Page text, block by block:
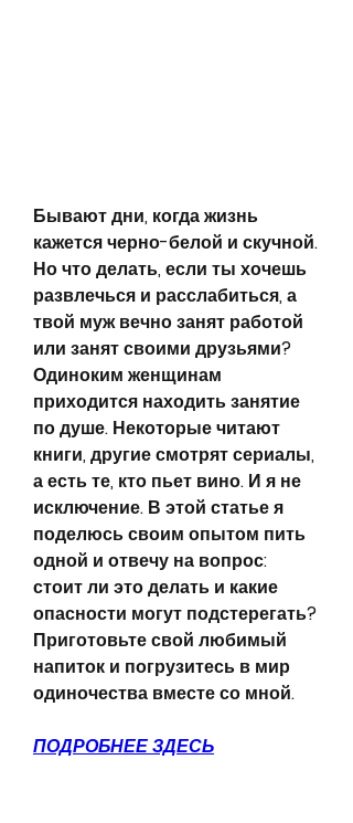
Бывают дни, когда жизнь
кажется черно-белой и скучной.
Но что делать, если ты хочешь
развлечься и расслабиться, а
твой муж вечно занят работой
или занят своими друзьями?
Одиноким женщинам
приходится находить занятие
по душе. Некоторые читают
книги, другие смотрят сериалы,
а есть те, кто пьет вино. И я не
исключение. В этой статье я
поделюсь своим опытом пить
одной и отвечу на вопрос:
стоит ли это делать и какие
опасности могут подстерегать?
Приготовьте свой любимый
напиток и погрузитесь в мир
одиночества вместе со мной.
ПОДРОБНЕЕ ЗДЕСЬ